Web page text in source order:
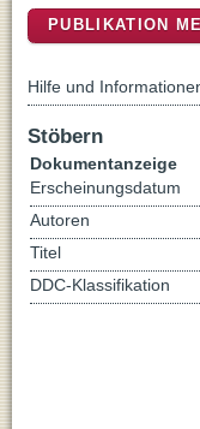
PUBLIKATION
Hilfe und
Stöbern
Dokumentanzeige
Erscheinungsdatum
Autoren
Titel
DDC-Klassifikation